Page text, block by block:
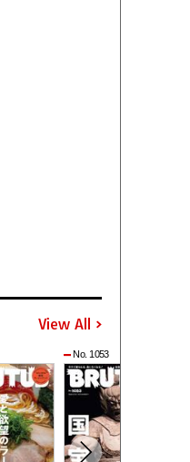
View All
No. 1053